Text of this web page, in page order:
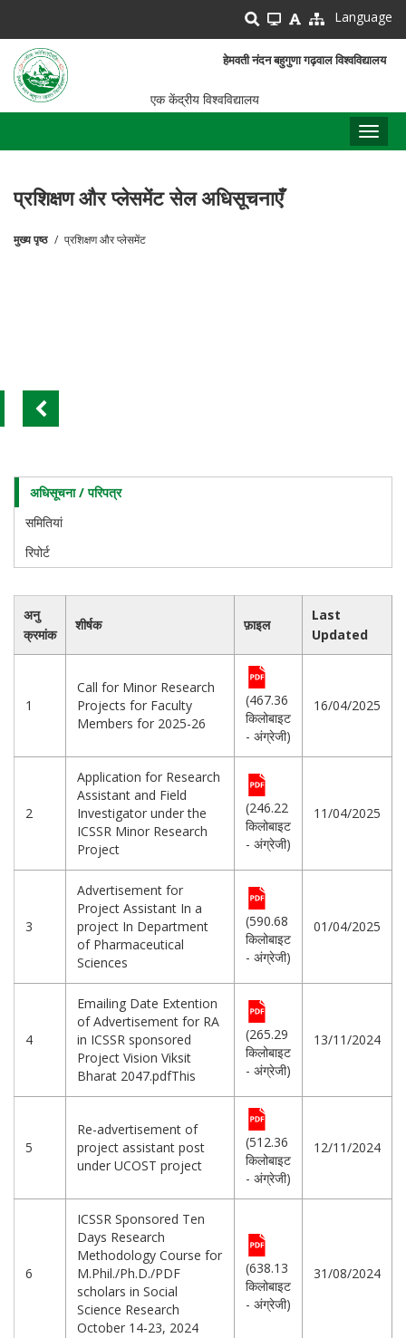
main
content
Language
हेमवती नंदन बहुगुणा गढ़वाल विश्वविद्यालय
एक केंद्रीय विश्वविद्यालय
प्रशिक्षण और प्लेसमेंट सेल अधिसूचनाएँ
मुख्य पृष्ठ प्रशिक्षण और प्लेसमेंट
Training
and
Placement
Cell
अधिसूचना / परिपत्र
समितियां
रिपोर्ट
अनु
क्रमांक
शीर्षक फ़ाइल
Last
Updated
1
Call for Minor Research
Projects for Faculty
Members for 2025-26
(467.36
किलोबाइट
- अंग्रेजी)
16/04/2025
2
Application for Research
Assistant and Field
Investigator under the
ICSSR Minor Research
Project
(246.22
किलोबाइट
- अंग्रेजी)
11/04/2025
3
Advertisement for
Project Assistant In a
project In Department
of Pharmaceutical
Sciences
(590.68
किलोबाइट
- अंग्रेजी)
01/04/2025
4
Emailing Date Extention
of Advertisement for RA
in ICSSR sponsored
Project Vision Viksit
Bharat 2047.pdfThis
(265.29
किलोबाइट
- अंग्रेजी)
13/11/2024
5
Re-advertisement of
project assistant post
under UCOST project
(512.36
किलोबाइट
- अंग्रेजी)
12/11/2024
6
ICSSR Sponsored Ten
Days Research
Methodology Course for
M.Phil./Ph.D./PDF
scholars in Social
Science Research
October 14-23, 2024
(638.13
किलोबाइट
- अंग्रेजी)
31/08/2024